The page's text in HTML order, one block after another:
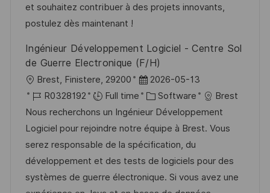
e
et souhaitez contribuer à des projets innovants,
postulez dès maintenant !
Ingénieur Développement Logiciel - Centre Sol
de Guerre Electronique (F/H)
L
o
c
a
t
i
o
Brest, Finistere, 29200
P
o
s
t
e
d
D
2026-05-13
J
o
b
I
d
R0328192 Full time
C
a
t
e
g
o
Software
Brest
Nous recherchons un Ingénieur Développement
Logiciel pour rejoindre notre équipe à Brest. Vous
serez responsable de la spécification, du
développement et des tests de logiciels pour des
systèmes de guerre électronique. Si vous avez une